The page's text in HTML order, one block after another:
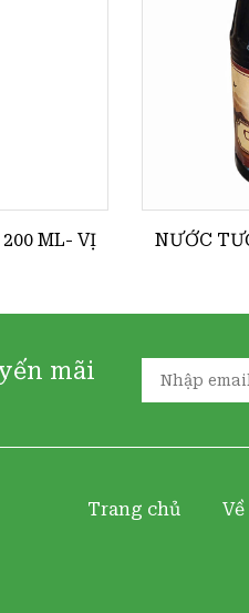
ML- VỊ
NƯỚC
mãi
Trang chủ